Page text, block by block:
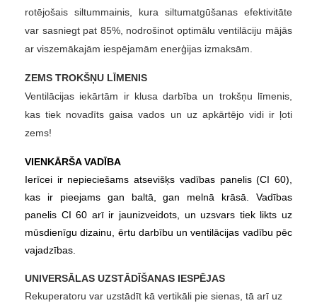
rotējošais siltummainis, kura siltumatgūšanas efektivitāte
var sasniegt pat 85%, nodrošinot optimālu ventilāciju mājās
ar viszemākajām iespējamām enerģijas izmaksām.
ZEMS TROKŠŅU LĪMENIS
Ventilācijas iekārtām ir klusa darbība un trokšņu līmenis,
kas tiek novadīts gaisa vados un uz apkārtējo vidi ir ļoti
zems!
VIENKĀRŠA VADĪBA
Ierīcei ir nepieciešams atsevišķs vadības panelis (CI 60),
kas ir pieejams gan baltā, gan melnā krāsā. Vadības
panelis CI 60 arī ir jaunizveidots, un uzsvars tiek likts uz
mūsdienīgu dizainu, ērtu darbību un ventilācijas vadību pēc
vajadzības.
UNIVERSĀLAS UZSTĀDĪŠANAS IESPĒJAS
Rekuperatoru var uzstādīt kā vertikāli pie sienas, tā arī uz